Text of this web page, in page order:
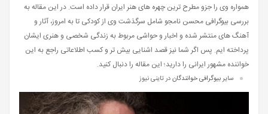
همواره وی را جزو مطرح ترین چهره های هنر ایران قرار داده است. در این مقاله به
بررسی بیوگرافی محسن نامجو شامل سرگذشت وی از کودکی تا به امروز، آثار و
آهنگ های منتشر شده و اخبار و حواشی مربوط به زندگی شخصی و هنری ایشان
پرداخته ایم. پس اگر شما نیز قصد اشنایی بیش تر و کسب اطلاعاتی راجع به این
خواننده مشهور ایرانی را دارید؛ این مقاله را دنبال کنید.
سایربیوگرافی خوانندگاندر تاینی نیوز